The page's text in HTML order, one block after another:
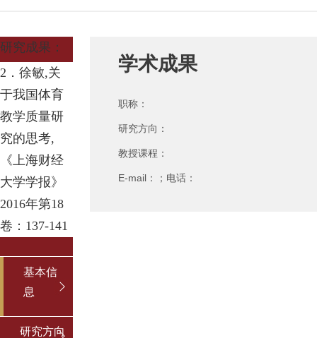
研究成果：
2．徐敏,关
于我国体育
教学质量研
究的思考,
《上海财经
大学学报》
2016年第18
卷：137-141
基本信
息
研究方向
学术成果
职称：
研究方向：
教授课程：
E-mail：；电话：